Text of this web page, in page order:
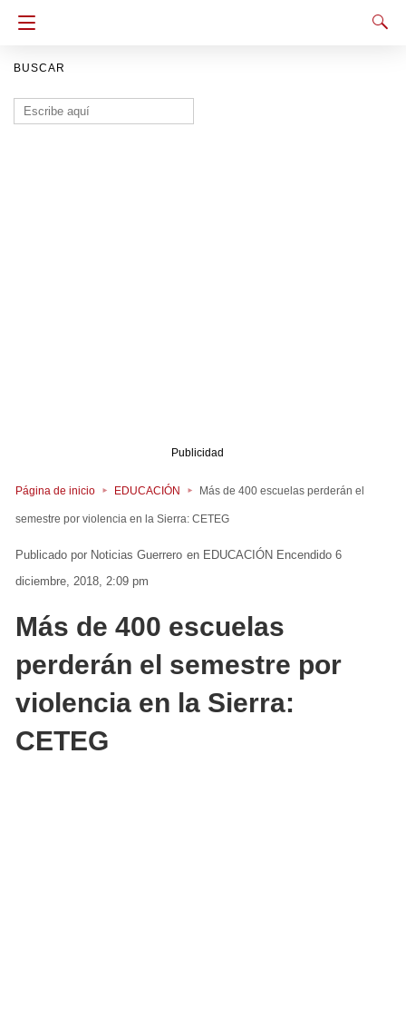
BUSCAR
Buscar:
Publicidad
Página de inicio EDUCACIÓN Más de 400 escuelas perderán el
semestre por violencia en la Sierra: CETEG
Noticias Guerrero en EDUCACIÓN Encendido 6
diciembre, 2018, 2:09 pm
Más de 400 escuelas
perderán el semestre por
violencia en la Sierra:
CETEG